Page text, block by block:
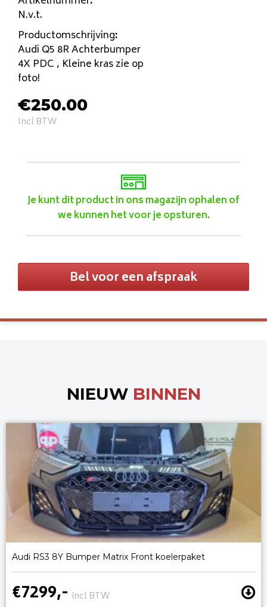
N.v.t.
Productomschrijving:
Audi Q5 8R Achterbumper
4X PDC , Kleine kras zie op
foto!
€250.00
Incl BTW
Je kunt dit product in ons magazijn ophalen of
we kunnen het voor je opsturen.
Bel voor een afspraak
NIEUW BINNEN
Audi RS3 8Y Bumper Matrix Front koelerpaket
€7299,- incl BTW